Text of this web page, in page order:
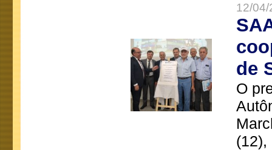
12/
de
O
(12),